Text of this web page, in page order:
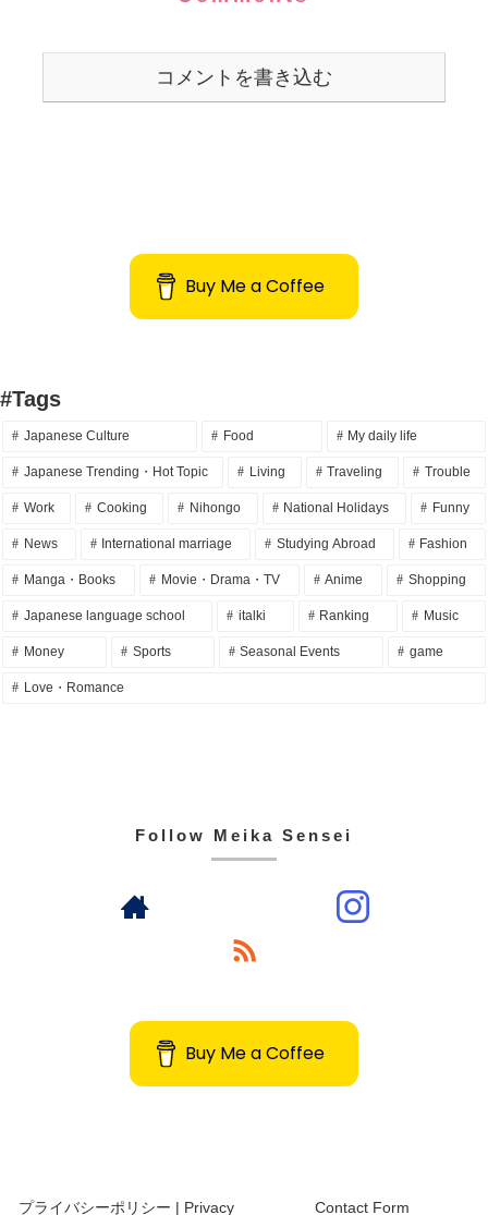
コメントを書き込む
Buy Me a Coffee
#Tags
Japanese Culture Food My daily life
Japanese Trending・Hot Topic Living Traveling Trouble
Work Cooking Nihongo National Holidays Funny
News International marriage Studying Abroad Fashion
Manga・Books Movie・Drama・TV Anime Shopping
Japanese language school italki Ranking Music
Money Sports Seasonal Events game
Love・Romance
Follow Meika Sensei
Buy Me a Coffee
プライバシーポリシー | Privacy Contact Form